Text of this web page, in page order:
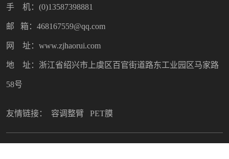
手 机：(0)13587398881
邮 箱：468167559@qq.com
网 址：www.zjhaorui.com
地 址：浙江省绍兴市上虞区百官街道路东工业园区马家路
58号
友情链接： 容调整臂 PET膜